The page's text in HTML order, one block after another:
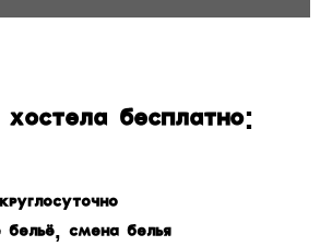
Хостела бесплатно:
бельё, смена белья